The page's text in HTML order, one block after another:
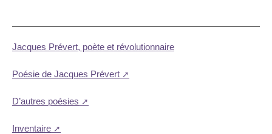
Jacques Prévert, poète et révolutionnaire
Poésie de Jacques Prévert
D’autres poésies
Inventaire